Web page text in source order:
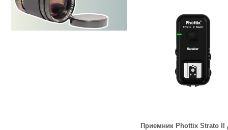
Приемник Phottix Strato II